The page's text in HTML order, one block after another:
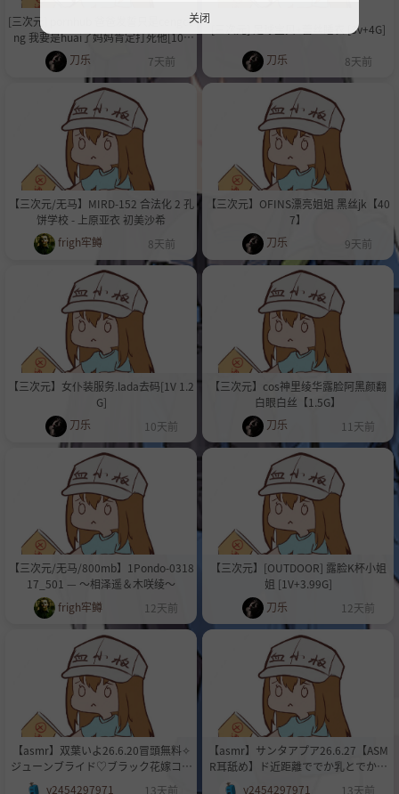
[三次元] pornhub 爸爸发誓只是cengce
ng 我要是huai了妈妈肯定打死他[10v
2.41G]
刀乐 7天前
[三次元] 足球宝贝+蕾丝睡衣 [3v+4G]
刀乐 8天前
【三次元/无马】MIRD-152 合法化 2 孔
饼学校 - 上原亚衣 初美沙希
frigh牢鳟
8天前
【三次元】OFINS漂亮姐姐 黑丝jk【40
7】
刀乐
9天前
【三次元】女仆装服务.lada去码[1V 1.2
G]
刀乐
10天前
【三次元】cos神里绫华露脸阿黑颜翻
白眼白丝【1.5G】
刀乐
11天前
【三次元/无马/800mb】1Pondo-0318
17_501 — ～相泽遥＆木咲绫～
frigh牢鳟
12天前
【三次元】[OUTDOOR] 露脸K杯小姐
姐 [1V+3.99G]
刀乐
12天前
【asmr】双葉いよ26.6.20冒頭無料✧
ジューンブライド♡ブラック花嫁コス
して旦那様をお出迎え💍♡【実写】
y2454297971 13天前
【asmr】サンタアプア26.6.27【ASM
R耳舐め】ド近距離ででか乳とでか太
y2454297971 13天前
关闭